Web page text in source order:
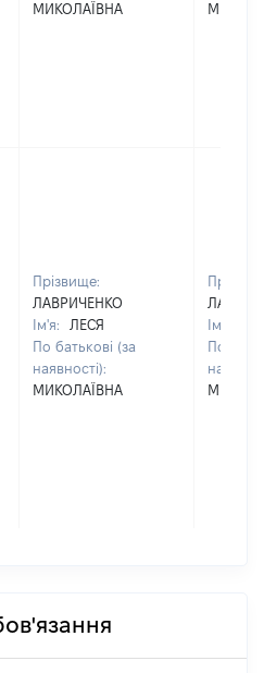
МИКОЛАЇВНА
Прізвище:
ЛАВРИЧЕНКО
Ім'я:
ЛЕСЯ
По батькові (за
наявності):
МИКОЛАЇВНА
Ім'я:
По